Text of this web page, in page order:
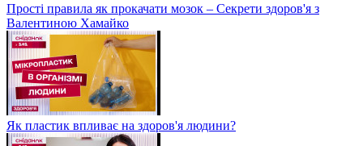
Прості правила як прокачати мозок – Секрети здоров'я з
Валентиною Хамайко
Як пластик впливає на здоров'я людини?